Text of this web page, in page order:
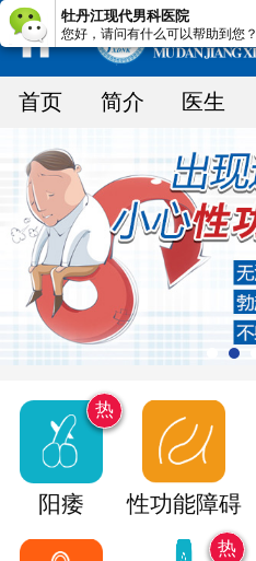
首页 简介 医生
热
阳痿 性功能障碍
热
牡丹江现代男科医院
您好，请问有什么可以帮助到您？